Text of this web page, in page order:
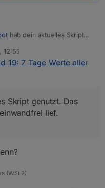
hab dein aktuelles Skript
einwandfrei lief.
ich beim ausführen
12:55
19: 7 Tage Werte aller
Skript genutzt. Das
lief.
(WSL2)